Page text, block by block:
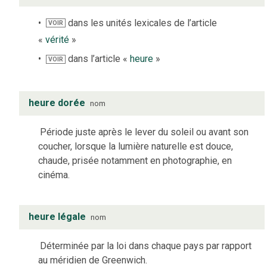
VOIR
dans les unités lexicales de l’article
« vérité »
VOIR dans l’article « heure »
heure dorée nom
Période juste après le lever du soleil ou avant son
coucher, lorsque la lumière naturelle est douce,
chaude, prisée notamment en photographie, en
cinéma.
heure légale nom
Déterminée par la loi dans chaque pays par rapport
au méridien de Greenwich.